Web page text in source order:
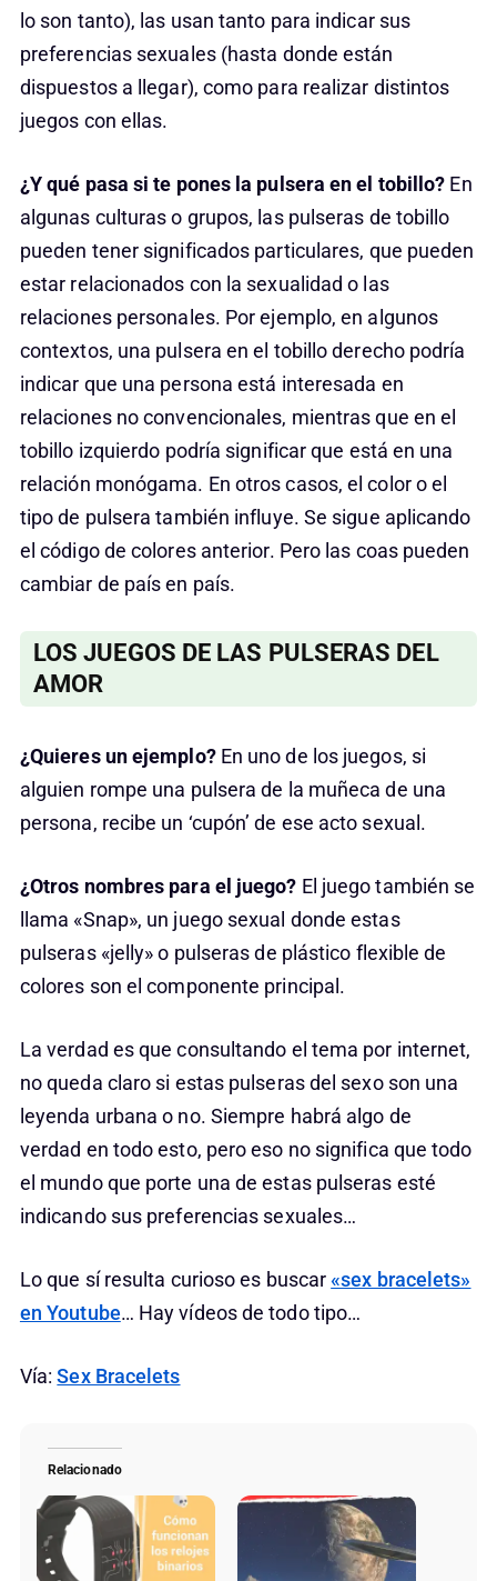
lo son tanto), las usan tanto para indicar sus
preferencias sexuales (hasta donde están
dispuestos a llegar), como para realizar distintos
juegos con ellas.
¿Y qué pasa si te pones la pulsera en el tobillo? En
algunas culturas o grupos, las pulseras de tobillo
pueden tener significados particulares, que pueden
estar relacionados con la sexualidad o las
relaciones personales. Por ejemplo, en algunos
contextos, una pulsera en el tobillo derecho podría
indicar que una persona está interesada en
relaciones no convencionales, mientras que en el
tobillo izquierdo podría significar que está en una
relación monógama. En otros casos, el color o el
tipo de pulsera también influye. Se sigue aplicando
el código de colores anterior. Pero las coas pueden
cambiar de país en país.
LOS JUEGOS DE LAS PULSERAS DEL
AMOR
¿Quieres un ejemplo?En uno de los juegos, si
alguien rompe una pulsera de la muñeca de una
persona, recibe un ‘cupón’ de ese acto sexual.
¿Otros nombres para el juego? El juego también se
llama «Snap», un juego sexual donde estas
pulseras «jelly» o pulseras de plástico flexible de
colores son el componente principal.
La verdad es que consultando el tema por internet,
no queda claro si estas pulseras del sexo son una
leyenda urbana o no. Siempre habrá algo de
verdad en todo esto, pero eso no significa que todo
el mundo que porte una de estas pulseras esté
indicando sus preferencias sexuales…
Lo que sí resulta curioso es buscar«sex bracelets»
en Youtube… Hay vídeos de todo tipo…
Vía:Sex Bracelets
Relacionado